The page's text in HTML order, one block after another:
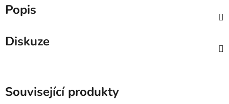
Popis
Diskuze
Související produkty